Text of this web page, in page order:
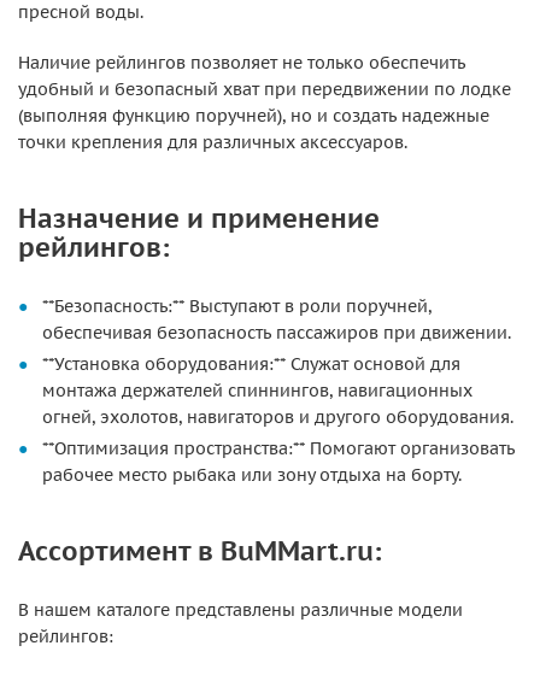
пресной воды.
Наличие рейлингов позволяет не только обеспечить
удобный и безопасный хват при передвижении по лодке
(выполняя функцию поручней), но и создать надежные
точки крепления для различных аксессуаров.
Назначение и применение
рейлингов:
**Безопасность:** Выступают в роли поручней,
обеспечивая безопасность пассажиров при движении.
**Установка оборудования:** Служат основой для
монтажа держателей спиннингов, навигационных
огней, эхолотов, навигаторов и другого оборудования.
**Оптимизация пространства:** Помогают организовать
рабочее место рыбака или зону отдыха на борту.
Ассортимент в BuMMart.ru:
В нашем каталоге представлены различные модели
рейлингов: